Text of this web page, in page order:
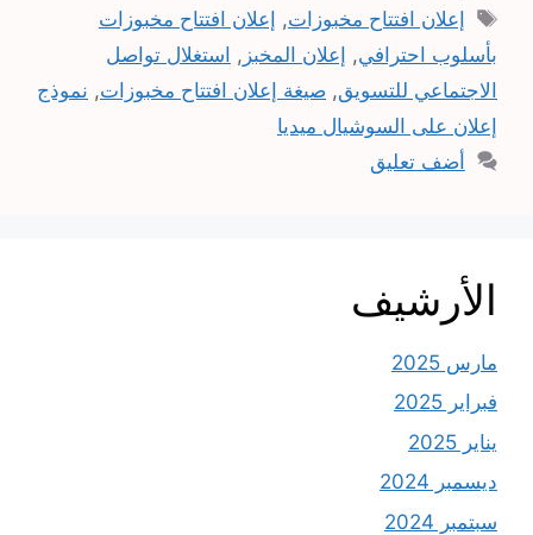
الوسوم
إعلان افتتاح مخبوزات, إعلان افتتاح مخبوزات
بأسلوب احترافي, إعلان المخبز , استغلال تواصل
الاجتماعي للتسويق, صيغة إعلان افتتاح مخبوزات, نموذج
إعلان على السوشيال ميديا
أضف تعليق
الأرشيف
مارس 2025
فبراير 2025
يناير 2025
ديسمبر 2024
سبتمبر 2024